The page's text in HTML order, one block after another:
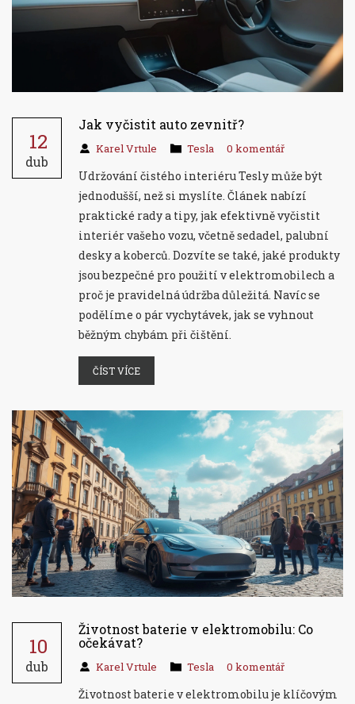
12
dub
Jak vyčistit auto zevnitř?
Karel Vrtule Tesla 0 komentář
Udržování čistého interiéru Tesly může být
jednodušší, než si myslíte. Článek nabízí
praktické rady a tipy, jak efektivně vyčistit
interiér vašeho vozu, včetně sedadel, palubní
desky a koberců. Dozvíte se také, jaké produkty
jsou bezpečné pro použití v elektromobilech a
proč je pravidelná údržba důležitá. Navíc se
podělíme o pár vychytávek, jak se vyhnout
běžným chybám při čištění.
ČÍST VÍCE
10
dub
Životnost baterie v elektromobilu: Co
očekávat?
Karel Vrtule Tesla 0 komentář
Životnost baterie v elektromobilu je klíčovým